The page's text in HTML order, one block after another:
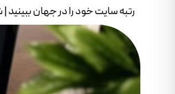
رتبه سايت خود را در جهان